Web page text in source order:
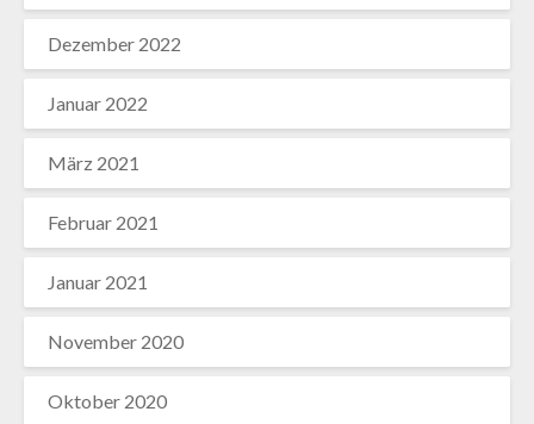
Dezember 2022
Januar 2022
März 2021
Februar 2021
Januar 2021
November 2020
Oktober 2020